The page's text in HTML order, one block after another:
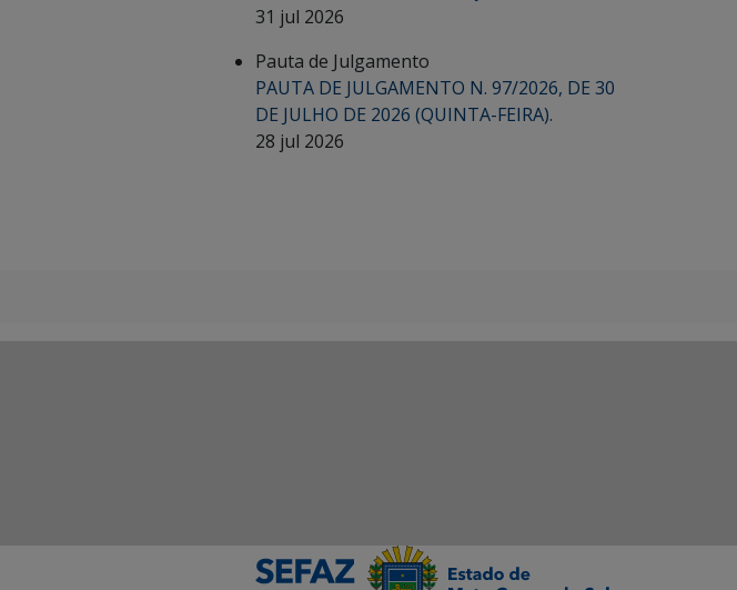
31 jul 2026
Pauta de Julgamento
PAUTA DE JULGAMENTO N. 97/2026, DE 30
DE JULHO DE 2026 (QUINTA-FEIRA).
28 jul 2026